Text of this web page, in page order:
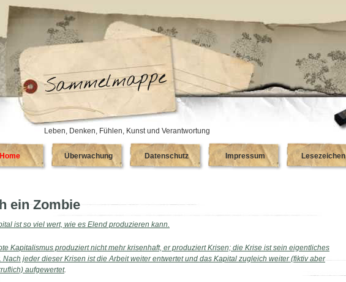
Leben, Denken, Fühlen, Kunst und Verantwortung
Home Überwachung Datenschutz Impressum Lesezeichen
ein Zombie
ist so viel wert, wie es Elend produzieren kann.
Kapitalismus produziert nicht mehr krisenhaft, er produziert Krisen; die Krise ist sein eigentliches
Nach jeder dieser Krisen ist die Arbeit weiter entwertet und das Kapital zugleich weiter (fiktiv aber
aufgewertet.